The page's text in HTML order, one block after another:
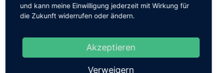
Schul-T-Shirts
Vorteil Förderverein
Fragen und Antworten
und kann meine Einwilligung jederzeit mit Wirkung für
die Zukunft widerrufen oder ändern.
Akzeptieren
Verweigern